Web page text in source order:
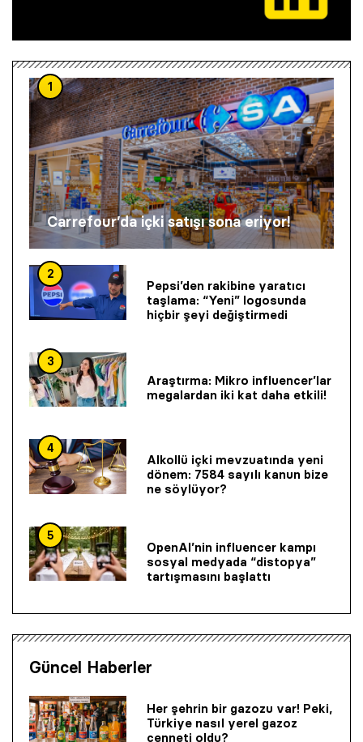
1
Carrefour’da içki satışı sona eriyor!
2
Pepsi’den rakibine yaratıcı
taşlama: “Yeni” logosunda
hiçbir şeyi değiştirmedi
3
Araştırma: Mikro influencer’lar
megalardan iki kat daha etkili!
4
Alkollü içki mevzuatında yeni
dönem: 7584 sayılı kanun bize
ne söylüyor?
5
OpenAI’nin influencer kampı
sosyal medyada “distopya”
tartışmasını başlattı
Güncel Haberler
Her şehrin bir gazozu var! Peki,
Türkiye nasıl yerel gazoz
cenneti oldu?